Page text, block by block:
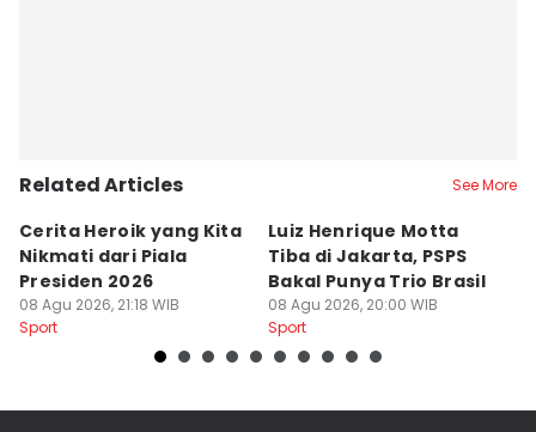
Related Articles See More
Cerita Heroik yang Kita
Nikmati dari Piala
Presiden 2026
08 Agu 2026, 21:18 WIB
Sport
Luiz Henrique Motta
Tiba di Jakarta, PSPS
Bakal Punya Trio Brasil
08 Agu 2026, 20:00 WIB
Sport